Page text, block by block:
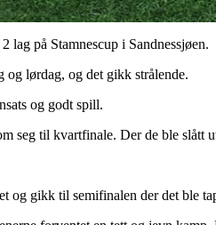
lag på Stamnescup i Sandnessjøen.
og lørdag, og det gikk strålende.
og godt spill.
seg til kvartfinale. Der de ble slått
og gikk til semifinalen der det ble